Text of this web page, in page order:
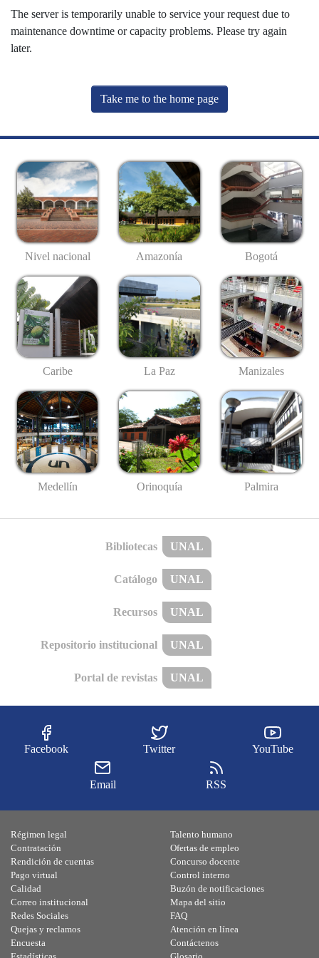
The server is temporarily unable to service your request due to
maintenance downtime or capacity problems. Please try again
later.
Take me to the home page
Nivel nacional Amazonía Bogotá
Caribe La Paz Manizales
Medellín Orinoquía Palmira
Bibliotecas UNAL
Catálogo UNAL
Recursos UNAL
Repositorio institucional UNAL
Portal de revistas UNAL
Facebook Twitter YouTube
Email RSS
Régimen legal
Contratación
Rendición de cuentas
Pago virtual
Calidad
Talento humano
Ofertas de empleo
Concurso docente
Control interno
Buzón de notificaciones
Correo institucional
Redes Sociales
Quejas y reclamos
Encuesta
Mapa del sitio
FAQ
Atención en línea
Contáctenos